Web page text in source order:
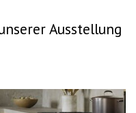
Ausstellung